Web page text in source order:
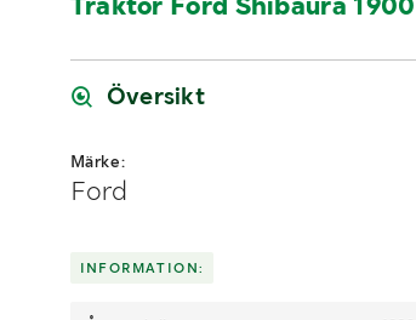
Översikt
Märke:
Ford
INFORMATION: